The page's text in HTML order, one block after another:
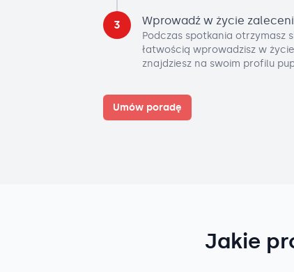
3 Wprowadź w życie
Podczas spotkania otrzymasz
łatwością wprowadzisz w
znajdziesz na swoim profilu
Umów poradę
Jakie